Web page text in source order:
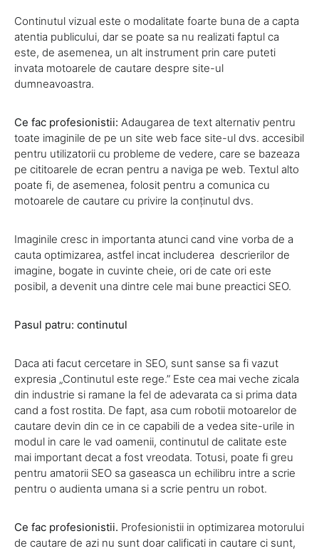
Continutul vizual este o modalitate foarte buna de a capta
atentia publicului, dar se poate sa nu realizati faptul ca
este, de asemenea, un alt instrument prin care puteti
invata motoarele de cautare despre site-ul
dumneavoastra.
Ce fac profesionistii: Adaugarea de text alternativ pentru
toate imaginile de pe un site web face site-ul dvs. accesibil
pentru utilizatorii cu probleme de vedere, care se bazeaza
pe cititoarele de ecran pentru a naviga pe web. Textul alto
poate fi, de asemenea, folosit pentru a comunica cu
motoarele de cautare cu privire la conținutul dvs.
Imaginile cresc in importanta atunci cand vine vorba de a
cauta optimizarea, astfel incat includerea descrierilor de
imagine, bogate in cuvinte cheie, ori de cate ori este
posibil, a devenit una dintre cele mai bune preactici SEO.
Pasul patru: continutul
Daca ati facut cercetare in SEO, sunt sanse sa fi vazut
expresia „Continutul este rege.” Este cea mai veche zicala
din industrie si ramane la fel de adevarata ca si prima data
cand a fost rostita. De fapt, asa cum robotii motoarelor de
cautare devin din ce in ce capabili de a vedea site-urile in
modul in care le vad oamenii, continutul de calitate este
mai important decat a fost vreodata. Totusi, poate fi greu
pentru amatorii SEO sa gaseasca un echilibru intre a scrie
pentru o audienta umana si a scrie pentru un robot.
Ce fac profesionistii. Profesionistii in optimizarea motorului
de cautare de azi nu sunt doar calificati in cautare ci sunt,